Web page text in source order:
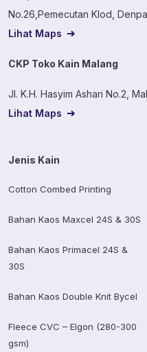
No.26,Pemecutan Klod,
Lihat Maps
CKP Toko Kain Malang
Jl. K.H. Hasyim Ashari No.2,
Lihat Maps
Jenis Kain
Cotton Combed Printing
Bahan Kaos Maxcel 24S & 30S
Bahan Kaos Primacel 24S &
30S
Bahan Kaos Double Knit Bycel
Fleece CVC – Elgon (280-300
gsm)